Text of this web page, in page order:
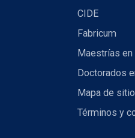
CIDE
Fabricum
Maestrías en
Doctorados
Mapa de sitio
Términos y